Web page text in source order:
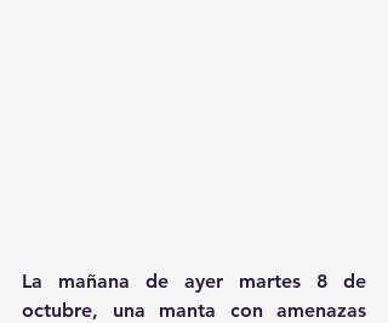
La mañana de ayer martes 8 de
octubre, una manta con amenazas